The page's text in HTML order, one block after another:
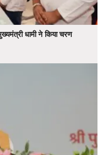
मुख्यमंत्री धामी ने किया चरण